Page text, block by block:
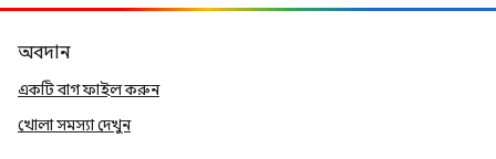
অবদান
একটি বাগ ফাইল করুন
খোলা সমস্যা দেখুন